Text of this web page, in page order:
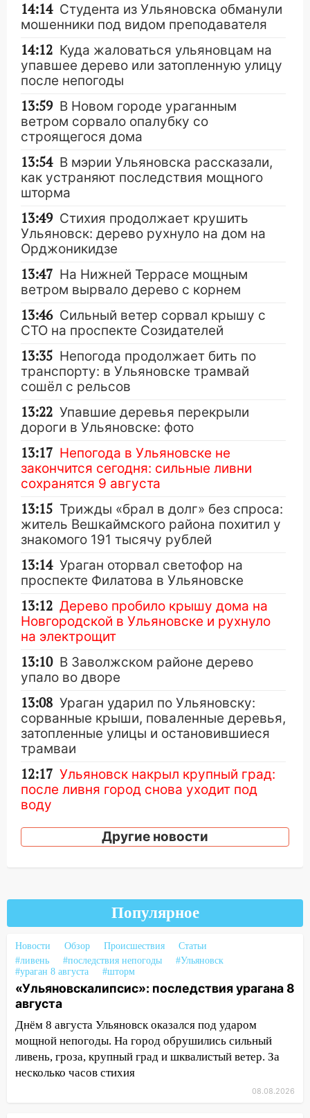
14:14 Студента из Ульяновска обманули
мошенники под видом преподавателя
14:12 Куда жаловаться ульяновцам на
упавшее дерево или затопленную улицу
после непогоды
13:59 В Новом городе ураганным
ветром сорвало опалубку со
строящегося дома
13:54 В мэрии Ульяновска рассказали,
как устраняют последствия мощного
шторма
13:49 Стихия продолжает крушить
Ульяновск: дерево рухнуло на дом на
Орджоникидзе
13:47 На Нижней Террасе мощным
ветром вырвало дерево с корнем
13:46 Сильный ветер сорвал крышу с
СТО на проспекте Созидателей
13:35 Непогода продолжает бить по
транспорту: в Ульяновске трамвай
сошёл с рельсов
13:22 Упавшие деревья перекрыли
дороги в Ульяновске: фото
13:17 Непогода в Ульяновске не
закончится сегодня: сильные ливни
сохранятся 9 августа
13:15 Трижды «брал в долг» без спроса:
житель Вешкаймского района похитил у
знакомого 191 тысячу рублей
13:14 Ураган оторвал светофор на
проспекте Филатова в Ульяновске
13:12 Дерево пробило крышу дома на
Новгородской в Ульяновске и рухнуло
на электрощит
13:10 В Заволжском районе дерево
упало во дворе
13:08 Ураган ударил по Ульяновску:
сорванные крыши, поваленные деревья,
затопленные улицы и остановившиеся
трамваи
12:17 Ульяновск накрыл крупный град:
после ливня город снова уходит под
воду
12:12 Прокуратура взяла на контроль
ДТП с шестилетним ребёнком на улице
шестилетнего ребёнка на улице
Федерации: возбуждено уголовное дело
11:16
В Ульяновске ищут 37-летнего
мужчину, пропавшего ещё 19 июля
10:30 От мотофристайла до прогулки с
хаски: куда сходить в Ульяновской
области 8–9 августа
10:11 Директора ульяновской
«Нефтяной топливной компании» будут
судить за неуплату 48,4 млн рублей
Другие новости
Популярное
Новости Обзор Происшествия
Статьи
#ливень
#последствия непогоды
#Ульяновск
#ураган 8 августа
#шторм
«Ульяновскалипсис»: последствия урагана 8
августа
Днём 8 августа Ульяновск оказался под ударом
мощной непогоды. На город обрушились сильный
ливень, гроза, крупный град и шквалистый ветер. За
несколько часов стихия
08.08.2026